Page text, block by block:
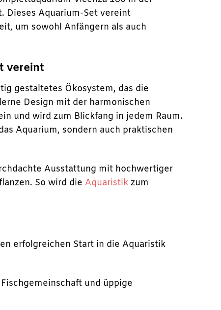
Dieses Aquarium-Set vereint
um sowohl Anfängern als auch
vereint
gestaltetes Ökosystem, das die
Design mit der harmonischen
und wird zum Blickfang in jedem Raum.
Aquarium, sondern auch praktischen
Ausstattung mit hochwertiger
So wird die Aquaristik zum
erfolgreichen Start in die Aquaristik
und üppige